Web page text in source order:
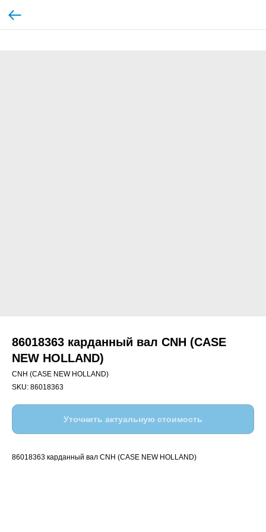
86018363 карданный вал CNH (CASE
NEW HOLLAND)
CNH (CASE NEW HOLLAND)
SKU: 86018363
Уточнить актуальную стоимость
86018363 карданный вал CNH (CASE NEW HOLLAND)